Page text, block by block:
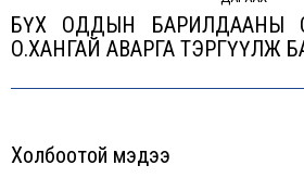
Next
БҮX ОДДЫН БАРИЛДААНЫ
О.XАНГАЙ АВАРГА ТЭРГҮҮЛЖ
Холбоотой мэдээ